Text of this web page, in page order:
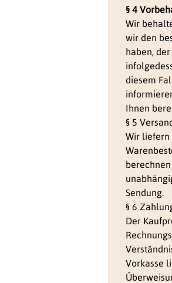
§ 4
Wir
wir den
haben,
diesem
Ihnen
§ 5
Wir liefern
Sendung.
§ 6
Der
Vorkasse